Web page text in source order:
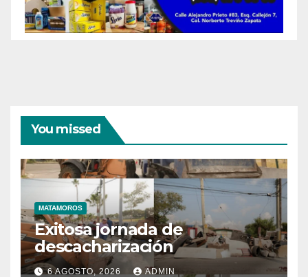
You missed
MATAMOROS
Exitosa jornada de
descacharización
6 AGOSTO, 2026 ADMIN